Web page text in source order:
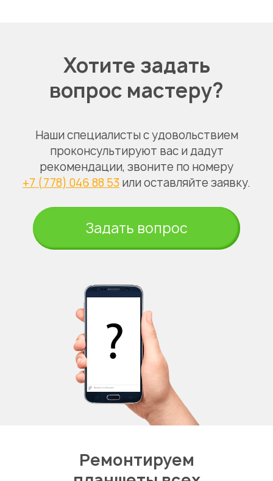
Хотите задать
вопрос мастеру?
Наши специалисты с удовольствием
проконсультируют вас и дадут
рекомендации, звоните по номеру
+7 (778) 046 88 53 или оставляйте заявку.
Задать вопрос
Ремонтируем